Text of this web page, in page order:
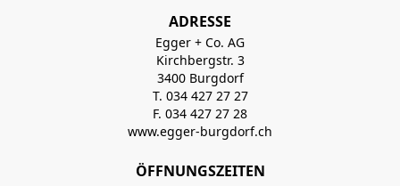
ADRESSE
Egger + Co. AG
Kirchbergstr. 3
3400 Burgdorf
T. 034 427 27 27
F. 034 427 27 28
www.egger-burgdorf.ch
ÖFFNUNGSZEITEN